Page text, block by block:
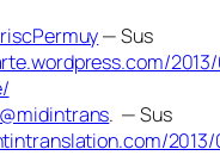
— Sus
@midintrans. — Sus